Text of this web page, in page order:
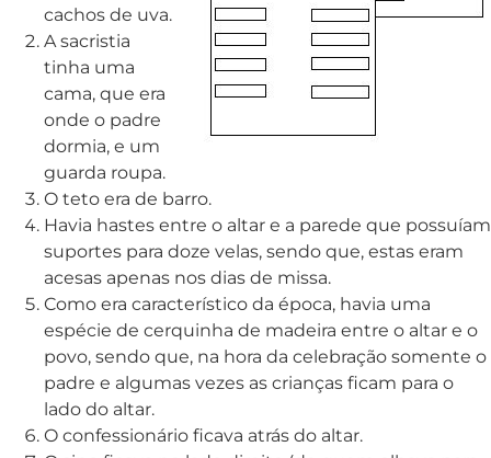
cachos de uva.
A sacristia
tinha uma
cama, que era
onde o padre
dormia, e um
guarda roupa.
O teto era de barro.
Havia hastes entre o altar e a parede que possuíam
suportes para doze velas, sendo que, estas eram
acesas apenas nos dias de missa.
Como era característico da época, havia uma
espécie de cerquinha de madeira entre o altar e o
povo, sendo que, na hora da celebração somente o
padre e algumas vezes as crianças ficam para o
lado do altar.
O confessionário ficava atrás do altar.